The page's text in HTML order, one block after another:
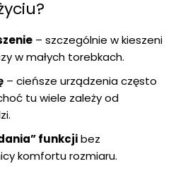
– szczególnie w kieszeni
w małych torebkach.
– cieńsze urządzenia często
tu wiele zależy od
funkcjibez
komfortu rozmiaru.